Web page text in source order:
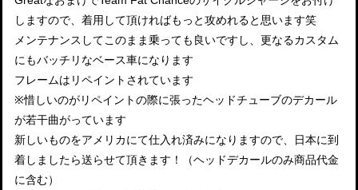
しますので、着用して頂ければもっと攻めれると思います笑
メンテナンスしてこのまま乗っても良いですし、更なるカスタム
にもバッチリなベース車になります
フレームはリペイントされています
※惜しいのがリペイントの際に張ったヘッドチューブのデカール
が若干曲がっています
新しいものをアメリカにて仕入れ済みになりますので、日本に到
着しましたら送らせて頂きます！（ヘッドデカールのみ商品代金
に含む）